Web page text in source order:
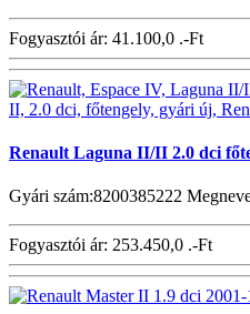
Fogyasztói ár: 41.100,0 .-Ft
Renault Laguna II/II 2.0 dci
Gyári szám:8200385222
Fogyasztói ár: 253.450,0 .-Ft